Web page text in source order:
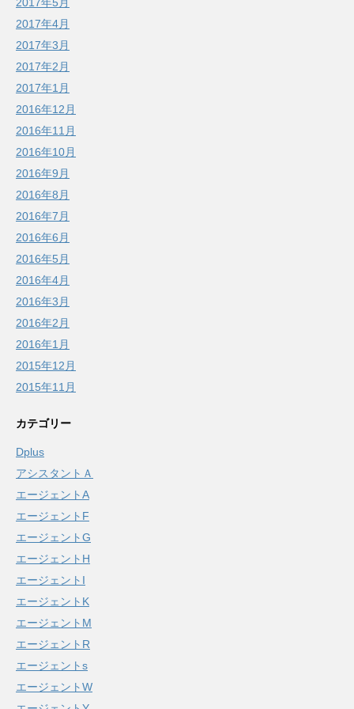
2017年4月
2017年3月
2017年2月
2017年1月
2016年12月
2016年11月
2016年10月
2016年9月
2016年8月
2016年7月
2016年6月
2016年5月
2016年4月
2016年3月
2016年2月
2016年1月
2015年12月
2015年11月
カテゴリー
Dplus
アシスタントＡ
エージェントA
エージェントF
エージェントG
エージェントH
エージェントI
エージェントK
エージェントM
エージェントR
エージェントs
エージェントW